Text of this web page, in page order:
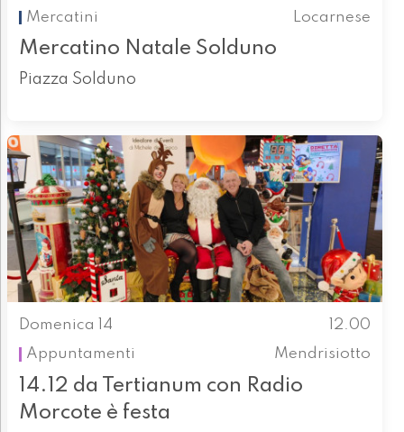
Mercatini
Locarnese
Mercatino Natale Solduno
Piazza Solduno
Domenica 14
12.00
Appuntamenti
Mendrisiotto
14.12 da Tertianum con Radio
Morcote è festa